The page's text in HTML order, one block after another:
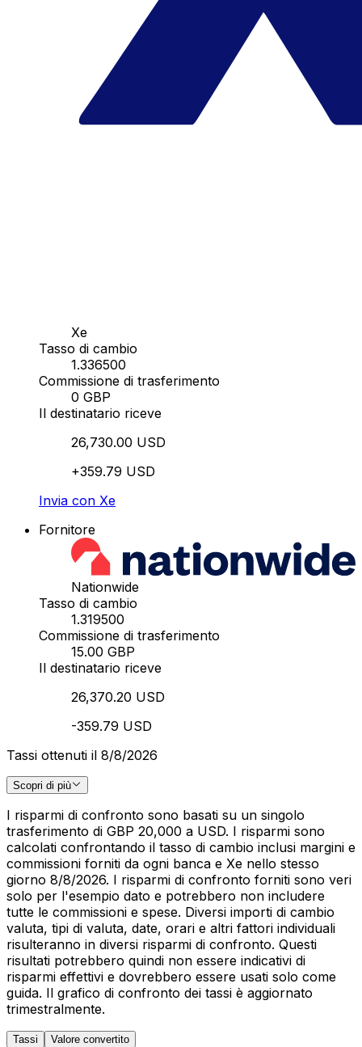
Xe
Tasso di cambio
1.336500
Commissione di trasferimento
0 GBP
Il destinatario riceve
26,730.00 USD
+359.79 USD
Invia con Xe
Fornitore
Nationwide
Tasso di cambio
1.319500
Commissione di trasferimento
15.00 GBP
Il destinatario riceve
26,370.20 USD
-359.79 USD
Tassi ottenuti il 8/8/2026
Scopri di più
I risparmi di confronto sono basati su un singolo
trasferimento di GBP 20,000 a USD. I risparmi sono
calcolati confrontando il tasso di cambio inclusi margini e
commissioni forniti da ogni banca e Xe nello stesso
giorno 8/8/2026. I risparmi di confronto forniti sono veri
solo per l'esempio dato e potrebbero non includere
tutte le commissioni e spese. Diversi importi di cambio
valuta, tipi di valuta, date, orari e altri fattori individuali
risulteranno in diversi risparmi di confronto. Questi
risultati potrebbero quindi non essere indicativi di
risparmi effettivi e dovrebbero essere usati solo come
guida. Il grafico di confronto dei tassi è aggiornato
trimestralmente.
Tassi Valore convertito